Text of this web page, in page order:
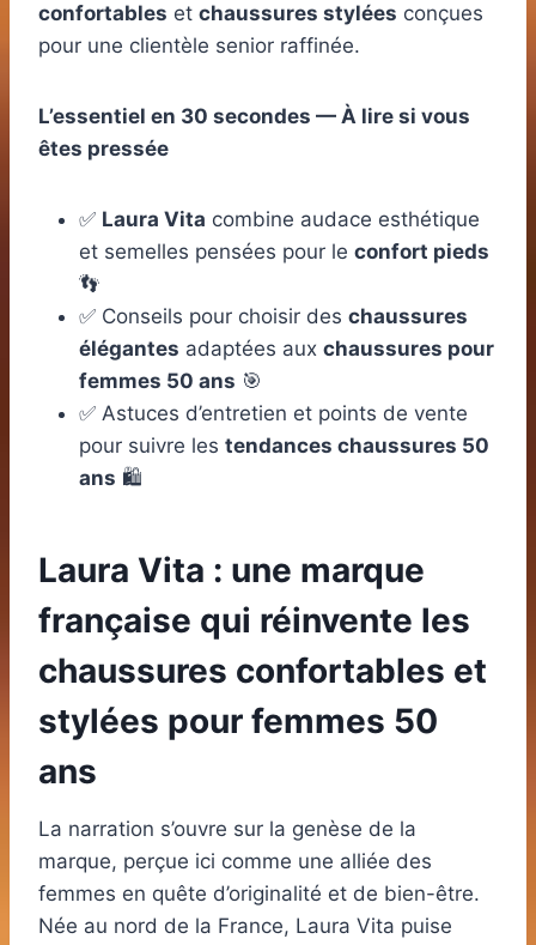
confortables et chaussures stylées conçues
pour une clientèle senior raffinée.
L’essentiel en 30 secondes — À lire si vous
êtes pressée
✅ Laura Vita combine audace esthétique
et semelles pensées pour le confort pieds
👣
✅ Conseils pour choisir des chaussures
élégantes adaptées aux chaussures pour
femmes 50 ans 🎯
✅ Astuces d’entretien et points de vente
pour suivre les tendances chaussures 50
ans 🛍️
Laura Vita : une marque
française qui réinvente les
chaussures confortables et
stylées pour femmes 50
ans
La narration s’ouvre sur la genèse de la
marque, perçue ici comme une alliée des
femmes en quête d’originalité et de bien-être.
Née au nord de la France, Laura Vita puise